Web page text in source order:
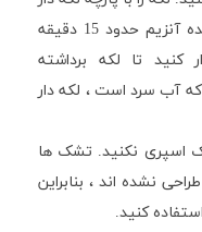
بگذارید پاک کننده آنزیم حدود 15 دقیقه
کنید تا لکه برداشته
آب سرد است ، لکه دار
اسپری نکنید. تشک ها
نشده اند ، بنابراین
کنید.